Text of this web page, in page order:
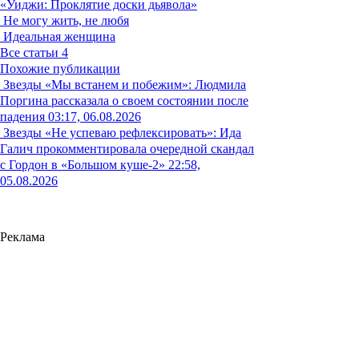
«Уиджи: Проклятие доски дьявола»
Не могу жить, не любя
Идеальная женщина
Все статьи 4
Похожие публикации
Звезды «Мы встанем и побежим»: Людмила
Поргина рассказала о своем состоянии после
падения 03:17, 06.08.2026
Звезды «Не успеваю рефлексировать»: Ида
Галич прокомментировала очередной скандал
с Гордон в «Большом куше-2» 22:58,
05.08.2026
Реклама